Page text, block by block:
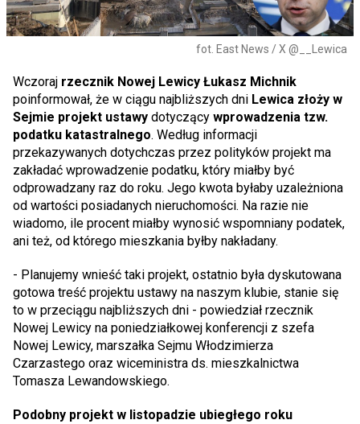
fot. East News / X @__Lewica
Wczoraj rzecznik Nowej Lewicy Łukasz Michnik
poinformował, że w ciągu najbliższych dni Lewica złoży w
Sejmie projekt ustawy dotyczący wprowadzenia tzw.
podatku katastralnego. Według informacji
przekazywanych dotychczas przez polityków projekt ma
zakładać wprowadzenie podatku, który miałby być
odprowadzany raz do roku. Jego kwota byłaby uzależniona
od wartości posiadanych nieruchomości. Na razie nie
wiadomo, ile procent miałby wynosić wspomniany podatek,
ani też, od którego mieszkania byłby nakładany.
- Planujemy wnieść taki projekt, ostatnio była dyskutowana
gotowa treść projektu ustawy na naszym klubie, stanie się
to w przeciągu najbliższych dni - powiedział rzecznik
Nowej Lewicy na poniedziałkowej konferencji z szefa
Nowej Lewicy, marszałka Sejmu Włodzimierza
Czarzastego oraz wiceministra ds. mieszkalnictwa
Tomasza Lewandowskiego.
Podobny projekt w listopadzie ubiegłego roku